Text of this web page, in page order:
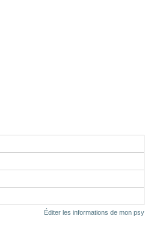
Éditer les informations de mon psy